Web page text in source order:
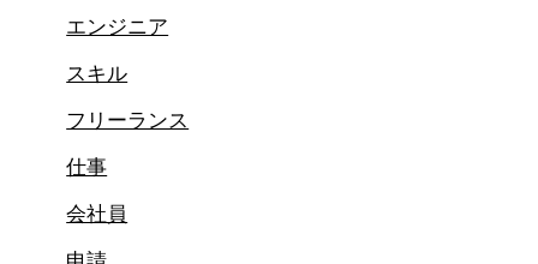
エンジニア
スキル
フリーランス
仕事
会社員